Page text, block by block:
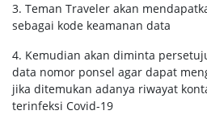
3. Teman Traveler akan
sebagai kode keamanan data
4. Kemudian akan diminta
data nomor ponsel agar dapat
jika ditemukan adanya riwayat
terinfeksi Covid-19